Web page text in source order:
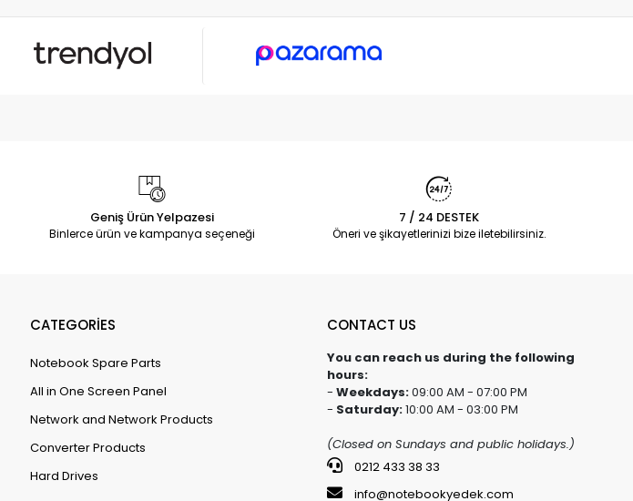
Geniş Ürün Yelpazesi
Binlerce ürün ve kampanya seçeneği
7 / 24 DESTEK
Öneri ve şikayetlerinizi bize iletebilirsiniz.
CATEGORİES
Notebook Spare Parts
All in One Screen Panel
Network and Network Products
Converter Products
Hard Drives
CONTACT US
You can reach us during the following
hours:
- Weekdays:09:00 AM - 07:00 PM
- Saturday:10:00 AM - 03:00 PM
(Closed on Sundays and public holidays.)
0212 433 38 33
info@notebookyedek.com